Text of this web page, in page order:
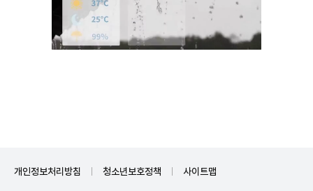
개인정보처리방침 청소년보호정책 사이트맵